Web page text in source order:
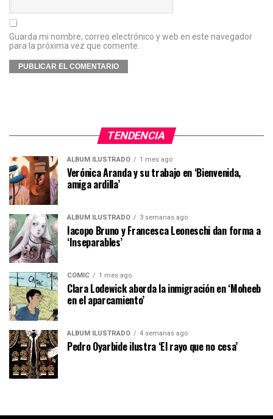
Guarda mi nombre, correo electrónico y web en este navegador
para la próxima vez que comente.
TENDENCIA
ÁLBUM ILUSTRADO 1 mes ago
Verónica Aranda y su trabajo en ‘Bienvenida,
amiga ardilla’
ÁLBUM ILUSTRADO 3 semanas ago
Iacopo Bruno y Francesca Leoneschi dan forma a
‘Inseparables’
CÓMIC 1 mes ago
Clara Lodewick aborda la inmigración en ‘Moheeb
en el aparcamiento’
ÁLBUM ILUSTRADO 4 semanas ago
Pedro Oyarbide ilustra ‘El rayo que no cesa’